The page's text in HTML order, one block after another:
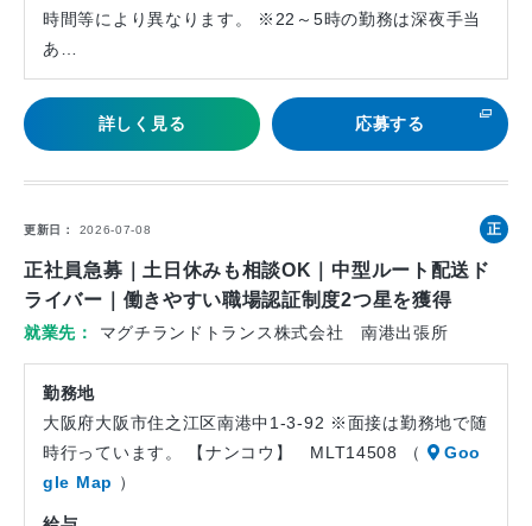
時間等により異なります。 ※22～5時の勤務は深夜手当
あ…
詳しく見る 応募する
更新日 2026-07-08
正
正社員急募｜土日休みも相談OK｜中型ルート配送ド
ライバー｜働きやすい職場認証制度2つ星を獲得
就業先 マグチランドトランス株式会社 南港出張所
勤務地
大阪府大阪市住之江区南港中1-3-92 ※面接は勤務地で随
時行っています。 【ナンコウ】 MLT14508 （
Goo
gle Map ）